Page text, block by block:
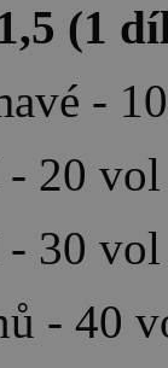
(1
-
- 20
- 30
- 40